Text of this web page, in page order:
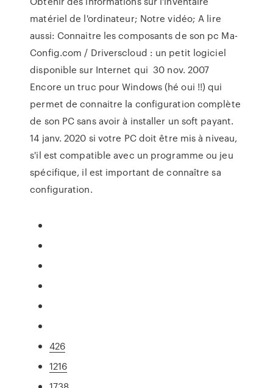
matériel de l'ordinateur; Notre vidéo; A lire
aussi: Connaitre les composants de son pc Ma-
Config.com / Driverscloud : un petit logiciel
disponible sur Internet qui 30 nov. 2007
Encore un truc pour Windows (hé oui !!) qui
permet de connaitre la configuration complète
de son PC sans avoir à installer un soft payant.
14 janv. 2020 si votre PC doit être mis à niveau,
s'il est compatible avec un programme ou jeu
spécifique, il est important de connaître sa
configuration.
426
1216